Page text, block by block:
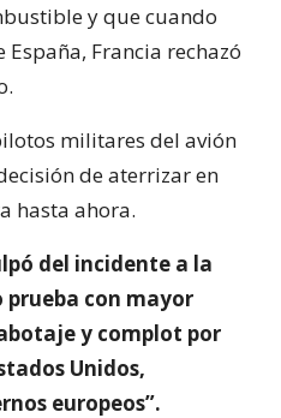
y que cuando
Francia rechazó
militares del avión
de aterrizar en
hasta ahora.
del incidente a la
prueba con mayor
y complot por
Unidos,
europeos”.